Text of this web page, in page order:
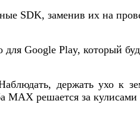
SDK, заменив их на
Google Play, который
держать ухо к
MAX решается за